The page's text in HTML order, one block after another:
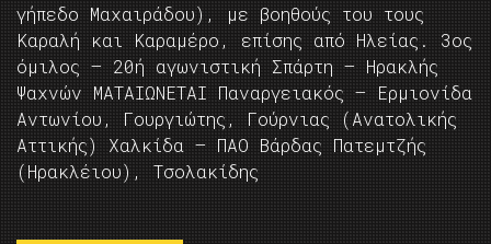
γήπεδο Μαχαιράδου), με βοηθούς του τους
Καραλή και Καραμέρο, επίσης από Ηλείας. 3ος
όμιλος – 20ή αγωνιστική Σπάρτη – Ηρακλής
Ψαχνών ΜΑΤΑΙΩΝΕΤΑΙ Παναργειακός – Ερμιονίδα
Αντωνίου, Γουργιώτης, Γούρνιας (Ανατολικής
Αττικής) Χαλκίδα – ΠΑΟ Βάρδας Πατεμτζής
(Ηρακλέιου), Τσολακίδης